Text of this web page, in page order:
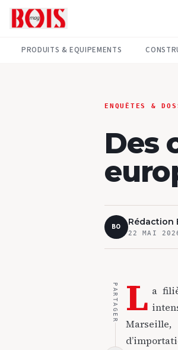
PRODUITS & EQUIPEMENTS
ENQUÊTES &
Des
BO Rédaction
22 MAI
PARTAGER L a